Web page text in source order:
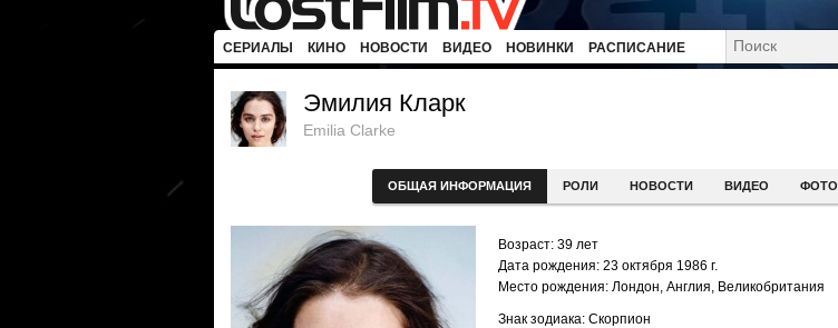
СЕРИАЛЫ КИНО НОВОСТИ ВИДЕО НОВИНКИ РАСПИСАНИЕ
Эмилия Кларк
Emilia Clarke
ОБЩАЯ ИНФОРМАЦИЯ РОЛИ НОВОСТИ ВИДЕО ФОТО
Возраст: 39 лет
Дата рождения: 23 октября 1986 г.
Место рождения: Лондон, Англия, Великобритания
Знак зодиака: Скорпион